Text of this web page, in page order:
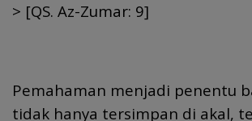
> [QS. Az-Zumar: 9]
Pemahaman menjadi penentu
tidak hanya tersimpan di akal,